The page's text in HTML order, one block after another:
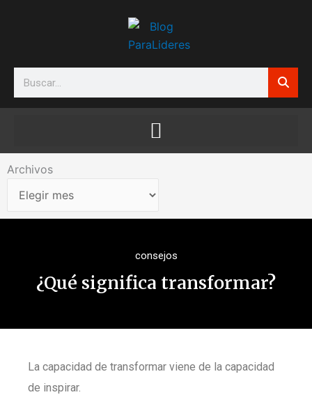
Search
Archivos
Archivos
consejos
¿Qué significa transformar?
La capacidad de transformar viene de la capacidad
de inspirar.